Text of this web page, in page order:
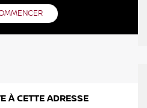
À CETTE ADRESSE